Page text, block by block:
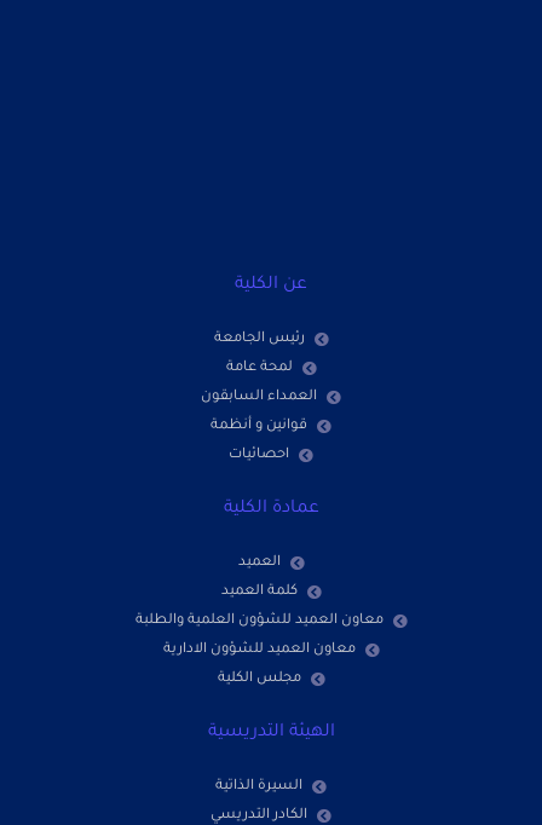
عن الكلية
رئيس الجامعة
لمحة عامة
العمداء السابقون
قوانين و أنظمة
احصائيات
عمادة الكلية
العميد
كلمة العميد
معاون العميد للشؤون العلمية والطلبة
معاون العميد للشؤون الادارية
مجلس الكلية
الهيئة التدريسية
السيرة الذاتية
الكادر التدريسي